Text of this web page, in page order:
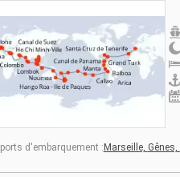
d'embarquement :Marseille, Gênes,